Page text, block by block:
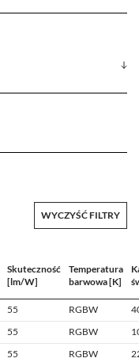
WYCZYŚĆ FILTRY
Skuteczność
[lm/W]
Temperatura
barwowa [K]
55 RGBW
55 RGBW
55 RGBW